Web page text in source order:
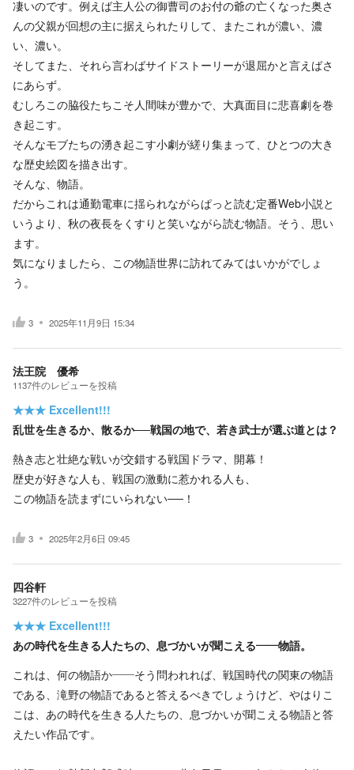
凄いのです。例えば主人公の御曹司のお付の爺の亡くなった奥さ
んの父親が回想の主に据えられたりして、またこれが濃い、濃
い、濃い。
そしてまた、それら言わばサイドストーリーが退屈かと言えばさ
にあらず。
むしろこの脇役たちこそ人間味が豊かで、大真面目に悲喜劇を巻
き起こす。
そんなモブたちの湧き起こす小劇が縒り集まって、ひとつの大き
な歴史絵図を描き出す。
そんな、物語。
だからこれは通勤電車に揺られながらぱっと読む定番Web小説と
いうより、秋の夜長をくすりと笑いながら読む物語。そう、思い
ます。
気になりましたら、この物語世界に訪れてみてはいかがでしょ
う。
3 2025年11月9日 15:34
法王院 優希
1137件のレビューを投稿
★★★ Excellent!!!
乱世を生きるか、散るか──戦国の地で、若き武士が選ぶ道とは？
熱き志と壮絶な戦いが交錯する戦国ドラマ、開幕！
歴史が好きな人も、戦国の激動に惹かれる人も、
この物語を読まずにいられない──！
3 2025年2月6日 09:45
四谷軒
3227件のレビューを投稿
★★★ Excellent!!!
あの時代を生きる人たちの、息づかいが聞こえる――物語。
これは、何の物語か――そう問われれば、戦国時代の関東の物語
である、滝野の物語であると答えるべきでしょうけど、やはりこ
こは、あの時代を生きる人たちの、息づかいが聞こえる物語と答
えたい作品です。